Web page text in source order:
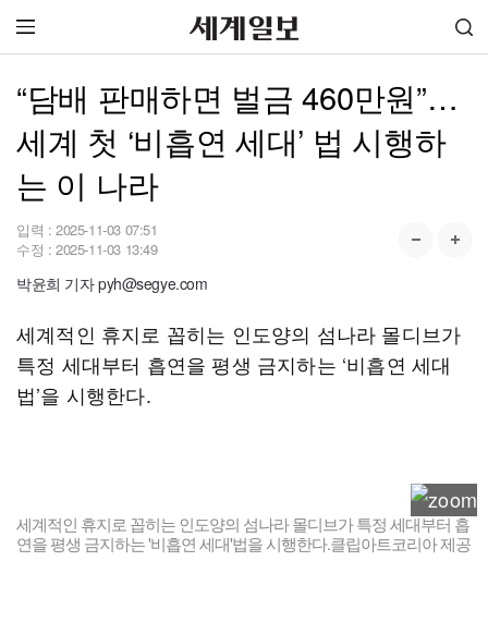
“담배 판매하면 벌금 460만원”…
세계 첫 ‘비흡연 세대’ 법 시행하
는 이 나라
입력 : 2025-11-03 07:51
수정 : 2025-11-03 13:49
박윤희 기자 pyh@segye.com
세계적인 휴지로 꼽히는 인도양의 섬나라 몰디브가
특정 세대부터 흡연을 평생 금지하는 ‘비흡연 세대
법’을 시행한다.
세계적인 휴지로 꼽히는 인도양의 섬나라 몰디브가 특정 세대부터 흡
연을 평생 금지하는 '비흡연 세대'법을 시행한다.클립아트코리아 제공